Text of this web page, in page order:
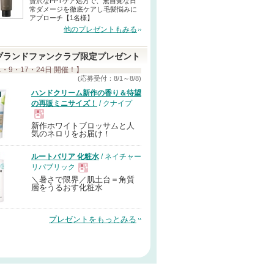
常ダメージを徹底ケアし毛髪悩みに
アプローチ【1名様】
他のプレゼントもみる
ランドファンクラブ限定プレゼント
9・17・24日 開催！】
(応募受付：8/1～8/8)
ハンドクリーム新作の香り＆待望
の再販ミニサイズ！
/ クナイプ
現
品
新作ホワイトブロッサムと人
気のネロリをお届け！
ルートバリア 化粧水 / ネイチャー
リパブリック
現
品
＼暑さで限界／肌土台＝角質
層をうるおす化粧水
プレゼントをもっとみる